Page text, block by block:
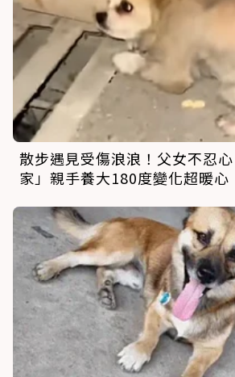
散步遇見受傷浪浪！父女不忍
家」親手養大180度變化超暖心